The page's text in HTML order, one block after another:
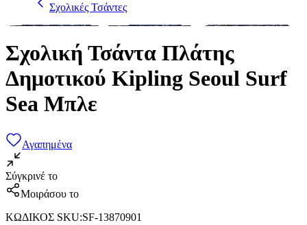
Σχολικές Τσάντες
Σχολική Τσάντα Πλάτης
Δημοτικού Kipling Seoul Surf
Sea Μπλε
Αγαπημένα
Σύγκρινέ το
Μοιράσου το
ΚΩΔΙΚΟΣ SKU:SF-13870901